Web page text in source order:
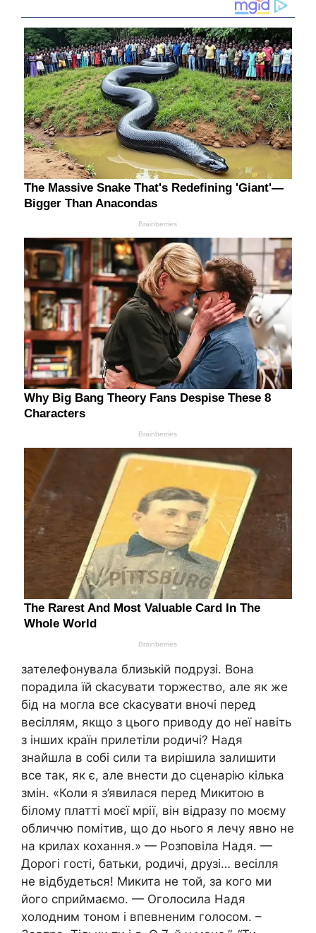
зателефонувала близькій подрузі. Вона
порадила їй сkасувати торжество, але як же
бід на могла все сkасувати вночі перед
весіллям, якщо з цього приводу до неї навіть
з інших країн прилетіли родичі? Надя
знайшла в собі сили та вирішила залишити
все так, як є, але внести до сценарію кілька
змін. «Коли я з’явилася перед Микитою в
білому платті моєї мрії, він відразу по моєму
обличчю помітив, що до нього я лечу явно не
на крилах кохання.» — Розповіла Надя. —
Дорогі гості, батьки, родичі, друзі… весілля
не відбудеться! Микита не той, за кого ми
його сприймаємо. — Оголосила Надя
холодним тоном і впевненим голосом. –